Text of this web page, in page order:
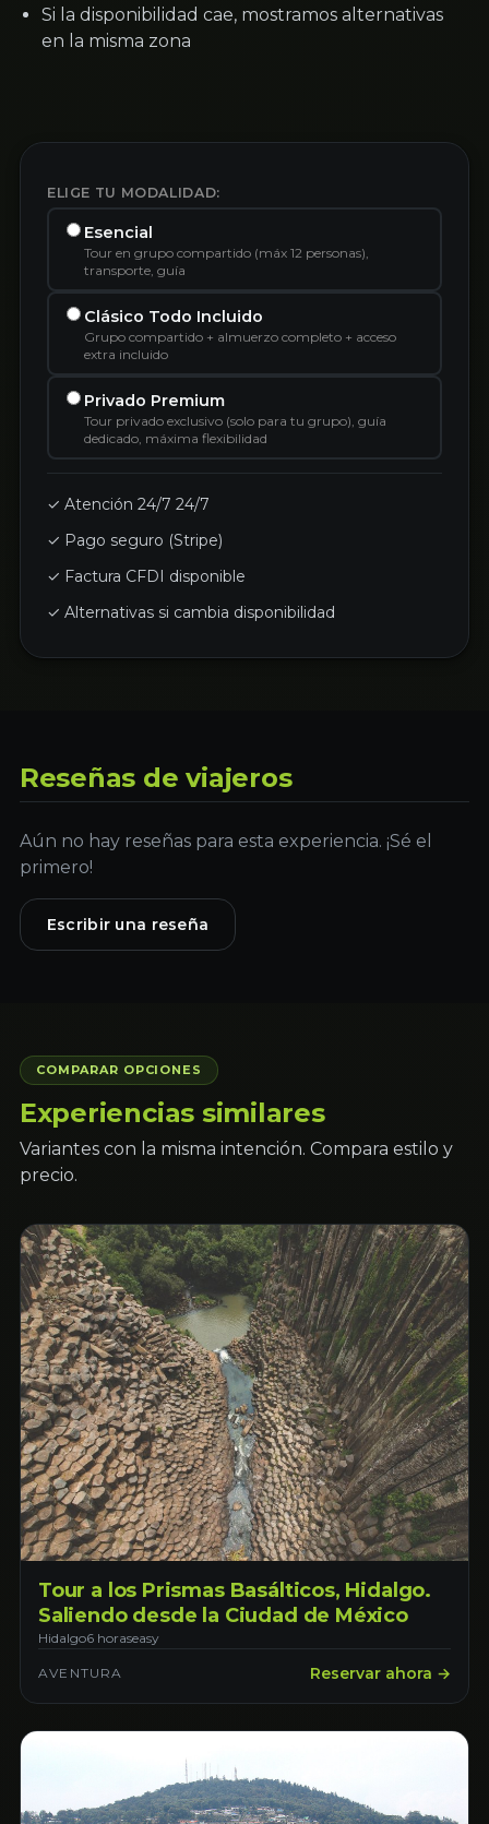
Si la disponibilidad cae, mostramos alternativas
en la misma zona
ELIGE TU MODALIDAD:
Esencial
Tour en grupo compartido (máx 12 personas),
transporte, guía
Clásico Todo Incluido
Grupo compartido + almuerzo completo + acceso
extra incluido
Privado Premium
Tour privado exclusivo (solo para tu grupo), guía
dedicado, máxima flexibilidad
✓ Atención 24/7 24/7
✓ Pago seguro (Stripe)
✓ Factura CFDI disponible
✓ Alternativas si cambia disponibilidad
Reseñas de viajeros
Aún no hay reseñas para esta experiencia. ¡Sé el
primero!
Escribir una reseña
COMPARAR OPCIONES
Experiencias similares
Variantes con la misma intención. Compara estilo y
precio.
Tour a los Prismas Basálticos, Hidalgo.
Saliendo desde la Ciudad de México
Hidalgo6 horaseasy
AVENTURA Reservar ahora →